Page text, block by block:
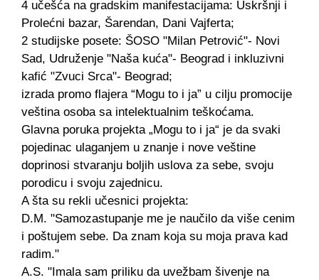
4 učešća na gradskim manifestacijama: Uskršnji i
Prolećni bazar, Šarendan, Dani Vajferta;
2 studijske posete: ŠOSO "Milan Petrović"- Novi
Sad, Udruženje "Naša kuća"- Beograd i inkluzivni
kafić "Zvuci Srca"- Beograd;
izrada promo flajera “Mogu to i ja” u cilju promocije
veština osoba sa intelektualnim teškoćama.
Glavna poruka projekta „Mogu to i ja“ je da svaki
pojedinac ulaganjem u znanje i nove veštine
doprinosi stvaranju boljih uslova za sebe, svoju
porodicu i svoju zajednicu.
A šta su rekli učesnici projekta:
D.M. "Samozastupanje me je naučilo da više cenim
i poštujem sebe. Da znam koja su moja prava kad
radim."
A.S. "Imala sam priliku da uvežbam šivenje na